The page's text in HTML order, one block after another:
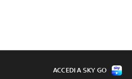
ACCEDI A SKY GO